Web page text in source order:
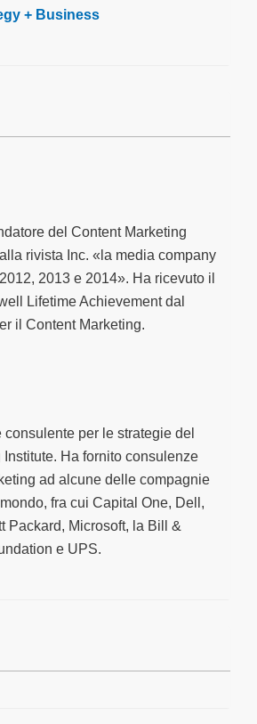
+ Business
del Content Marketing
rivista Inc. «la media company
2013 e 2014». Ha ricevuto il
Lifetime Achievement dal
il Content Marketing.
per le strategie del
Ha fornito consulenze
ad alcune delle compagnie
fra cui Capital One, Dell,
Packard, Microsoft, la Bill &
e UPS.